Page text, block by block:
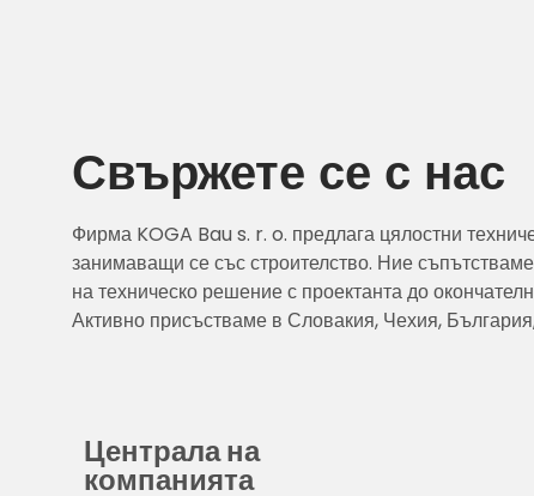
Свържете се с нас
Фирма KOGA Bau s. r. o. предлага цялостни
занимаващи се със строителство. Ние
на техническо решение с проектанта до
Активно присъстваме в Словакия, Чехия,
Централа на
компанията